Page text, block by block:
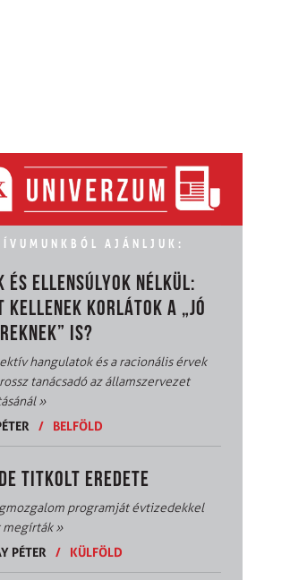
AJÁNLJUK:
ÉS ELLENSÚLYOK NÉLKÜL:
KELLENEK KORLÁTOK A „JÓ
IS?
hangulatok és a racionális érvek
tanácsadó az államszervezet
»
/ BELFÖLD
TITKOLT EREDETE
programját évtizedekkel
»
PÉTER
/ KÜLFÖLD